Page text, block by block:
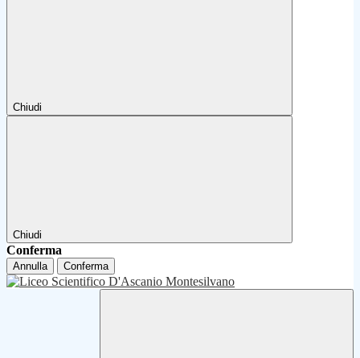
Chiudi
Chiudi
Conferma
Annulla Conferma